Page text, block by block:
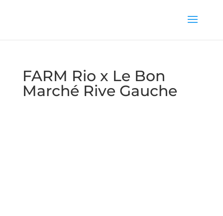
FARM Rio x Le Bon
Marché Rive Gauche